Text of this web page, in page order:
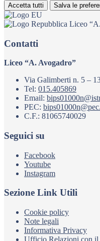
Accetta tutti Salva le
Liceo
Contatti
Liceo “A. Avogadro”
Via Galimberti n. 5 –
Tel: 015.405869
Email:
PEC:
C.F.: 81065740029
Seguici su
Facebook
Youtube
Instagram
Sezione Link Utili
Cookie policy
Note legali
Informativa Privacy